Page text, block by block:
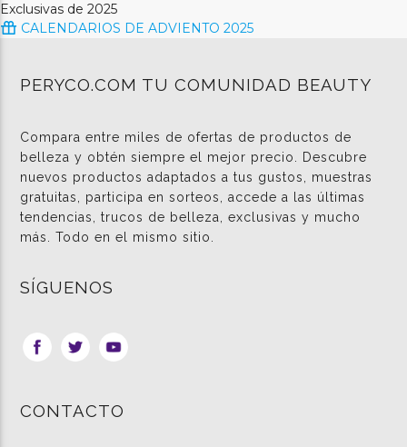
Exclusivas de 2025
CALENDARIOS DE ADVIENTO 2025
PERYCO.COM TU COMUNIDAD BEAUTY
Compara entre miles de ofertas de productos de
belleza y obtén siempre el mejor precio. Descubre
nuevos productos adaptados a tus gustos, muestras
gratuitas, participa en sorteos, accede a las últimas
tendencias, trucos de belleza, exclusivas y mucho
más. Todo en el mismo sitio.
SÍGUENOS
CONTACTO